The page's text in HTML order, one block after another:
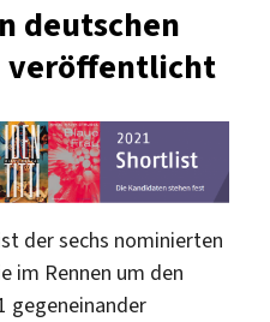
Deutschen
Buchpreis
2025
deutschen
veröffentlicht
der sechs nominierten
im Rennen um den
gegeneinander